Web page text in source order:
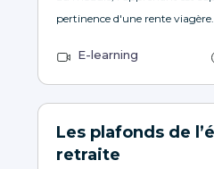
pertinence d'une rente viagère.
E-learning
Les plafonds de
retraite